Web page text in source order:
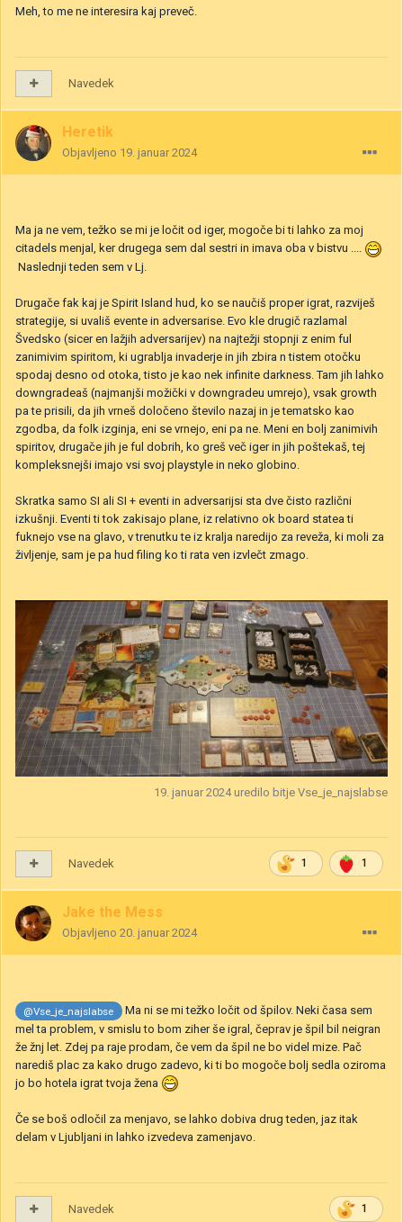
Meh, to me ne interesira kaj preveč.
Navedek
Heretik
Objavljeno 19. januar 2024
Ma ja ne vem, težko se mi je ločit od iger, mogoče bi ti lahko za moj
citadels menjal, ker drugega sem dal sestri in imava oba v bistvu ....
Naslednji teden sem v Lj.
Drugače fak kaj je Spirit Island hud, ko se naučiš proper igrat, razviješ
strategije, si uvališ evente in adversarise. Evo kle drugič razlamal
Švedsko (sicer en lažjih adversarijev) na najtežji stopnji z enim ful
zanimivim spiritom, ki ugrablja invaderje in jih zbira n tistem otočku
spodaj desno od otoka, tisto je kao nek infinite darkness. Tam jih lahko
downgradeaš (najmanjši možički v downgradeu umrejo), vsak growth
pa te prisili, da jih vrneš določeno število nazaj in je tematsko kao
zgodba, da folk izginja, eni se vrnejo, eni pa ne. Meni en bolj zanimivih
spiritov, drugače jih je ful dobrih, ko greš več iger in jih poštekaš, tej
kompleksnejši imajo vsi svoj playstyle in neko globino.
Skratka samo SI ali SI + eventi in adversarijsi sta dve čisto različni
izkušnji. Eventi ti tok zakisajo plane, iz relativno ok board statea ti
fuknejo vse na glavo, v trenutku te iz kralja naredijo za reveža, ki moli za
življenje, sam je pa hud filing ko ti rata ven izvlečt zmago.
19. januar 2024uredilo bitje Vse_je_najslabse
1 1
Navedek
Jake the Mess
Objavljeno 20. januar 2024
@Vse_je_najslabse
Ma ni se mi težko ločit od špilov. Neki časa sem
mel ta problem, v smislu to bom ziher še igral, čeprav je špil bil neigran
že žnj let. Zdej pa raje prodam, če vem da špil ne bo videl mize. Pač
narediš plac za kako drugo zadevo, ki ti bo mogoče bolj sedla oziroma
jo bo hotela igrat tvoja žena
Če se boš odločil za menjavo, se lahko dobiva drug teden, jaz itak
delam v Ljubljani in lahko izvedeva zamenjavo.
1
Navedek